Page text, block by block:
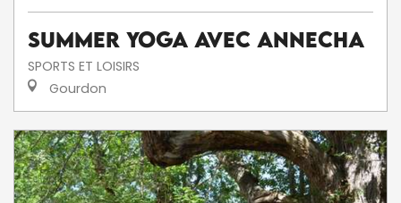
Summer Yoga avec AnneCha
SPORTS ET LOISIRS
Gourdon